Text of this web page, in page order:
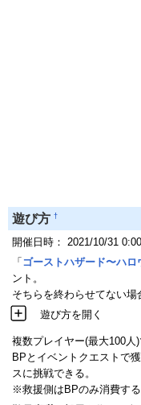
遊び方 †
開催日時： 2021/10/31
「ゴーストハザード〜ハ
ント。
そちらを終わらせてない場
遊び方を開く
複数プレイヤー(最大100人
BPとイベントクエストで
スに挑戦できる。
※救援側はBPのみ消費する